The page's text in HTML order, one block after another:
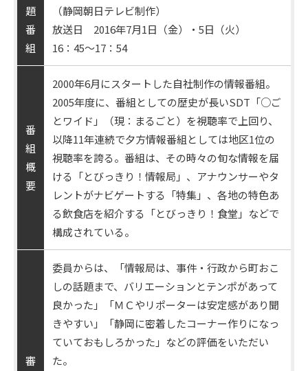
題
番
組
（静岡朝日テレビ制作）
放送日 2016年7月1日（金）・5日（火）
16：45～17：54
番
組
概
要
2000年6月にスタートした自社制作の情報番組。
2005年度に、番組としての歴史が長いSDT「○ご
とワイド」（現：まるごと）を視聴率で上回り、
以降11年連続で夕方情報番組としては地区1位の
視聴率を誇る。番組は、その時々の旬な情報を届
ける「とびっきり！情報局」、アナウンサーやタ
レントがナビゲートする「特集」、各地の特色あ
る飲食店を紹介する「とびっきり！食堂」などで
構成されている。
審
委員からは、「情報局は、事件・行政から町おこ
しの話題まで、バリエーションとテンポがあって
良かった」「ＭＣやリポーターは安定感があり聞
きやすい」「静岡に密着したコーナー作りになっ
ていておもしろかった」などの評価をいただい
た。